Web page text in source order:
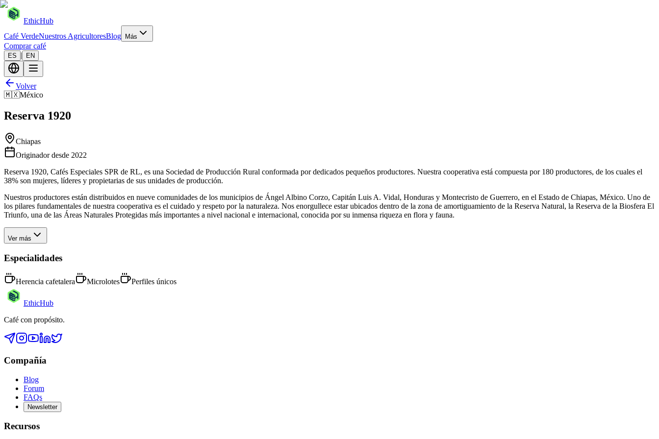
EthicHub
Café VerdeNuestros AgricultoresBlog Más
Comprar café
ES | EN
Volver
🇲🇽México
Reserva 1920
Chiapas
Originador desde 2022
Reserva 1920, Cafés Especiales SPR de RL, es una Sociedad de Producción Rural conformada por dedicados pequeños productores. Nuestra cooperativa está compuesta por 180 productores, de los cuales el
38% son mujeres, líderes y propietarias de sus unidades de producción.
Nuestros productores están distribuidos en nueve comunidades de los municipios de Ángel Albino Corzo, Capitán Luis A. Vidal, Honduras y Montecristo de Guerrero, en el Estado de Chiapas, México. Uno de
los pilares fundamentales de nuestra cooperativa es el cuidado y respeto por la naturaleza. Nos enorgullece estar ubicados dentro de la zona de amortiguamiento de la Reserva Natural, la Reserva de la Biosfera El
Triunfo, una de las Áreas Naturales Protegidas más importantes a nivel nacional e internacional, conocida por su inmensa riqueza en flora y fauna.
Ver más
Especialidades
Herencia cafetalera Microlotes Perfiles únicos
EthicHub
Café con propósito.
Compañía
Blog
Forum
FAQs
Newsletter
Recursos